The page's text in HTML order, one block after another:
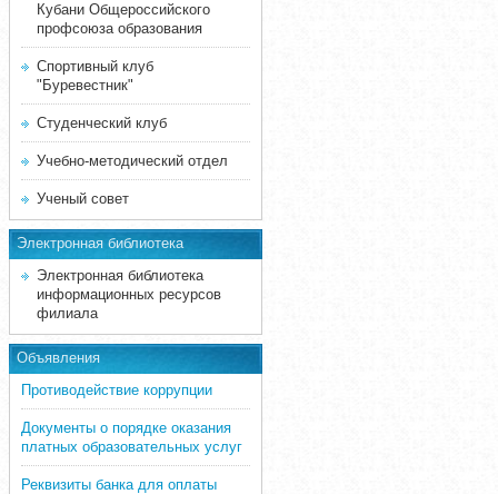
Кубани Общероссийского
профсоюза образования
Спортивный клуб
"Буревестник"
Студенческий клуб
Учебно-методический отдел
Ученый совет
Электронная библиотека
Электронная библиотека
информационных ресурсов
филиала
Объявления
Противодействие коррупции
Документы о порядке оказания
платных образовательных услуг
Реквизиты банка для оплаты